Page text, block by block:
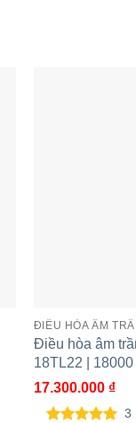
ĐIỀU HÒA ÂM
Điều hòa âm
18TL22 |
17.300.000 ₫
3